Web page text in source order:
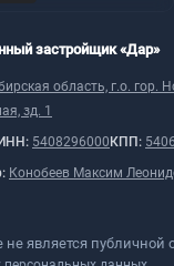
застройщик «Дар»
область, г.о. гор.
зд. 1
ИНН: 5408296000 КПП:
Конобеев Максим
является публичной